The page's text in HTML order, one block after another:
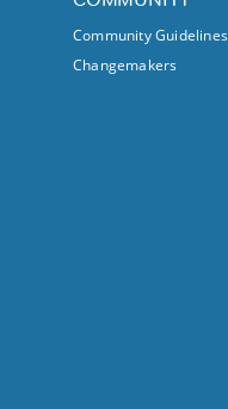
Community Guidelines
Changemakers